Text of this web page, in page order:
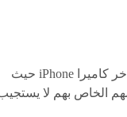
هناك مشكلة شائعة أخرى وهي مشكلة تأخر كاميرا iPhone حيث
الخاص بهم لا